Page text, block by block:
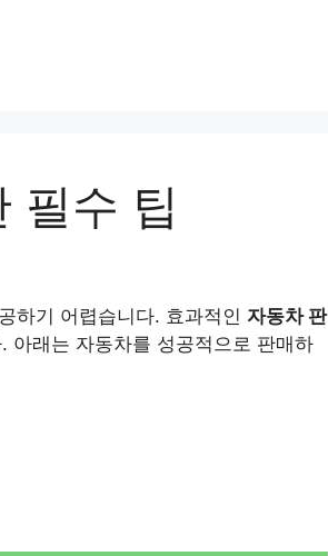
필수 팁
하기 어렵습니다. 효과적인 자동차 판
아래는 자동차를 성공적으로 판매하